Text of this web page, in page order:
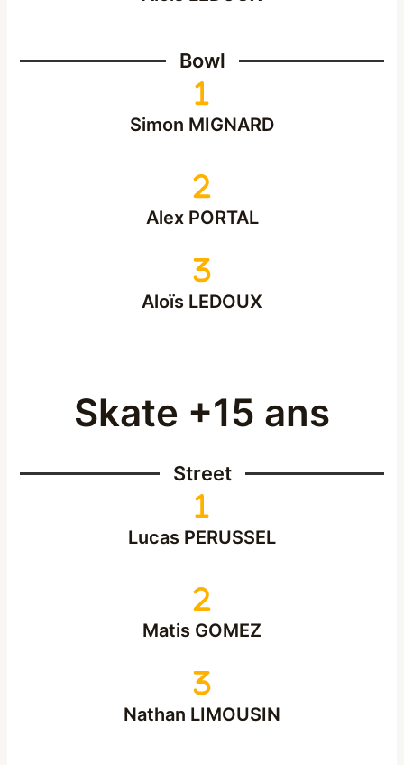
Bowl
Simon MIGNARD
Alex PORTAL
Aloïs LEDOUX
Skate +15 ans
Street
Lucas PERUSSEL
Matis GOMEZ
Nathan LIMOUSIN